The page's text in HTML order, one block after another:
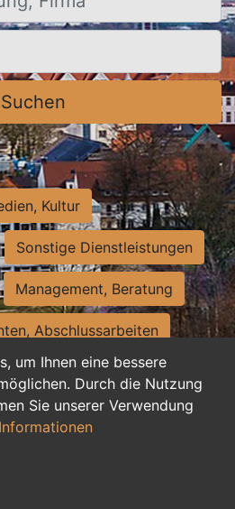
um Ihnen eine bessere
Durch die Nutzung
Sie unserer Verwendung
Suchen
Kultur
Sonstige Dienstleistungen
Management, Beratung
Abschlussarbeiten
Sekretariat
Nebenjobs
duale Ausbildung